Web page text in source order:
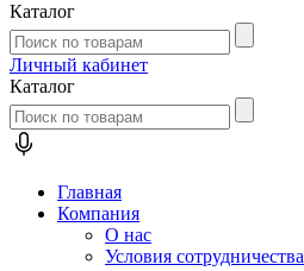
Каталог
Личный кабинет
Каталог
Главная
Компания
О нас
Условия сотрудничества